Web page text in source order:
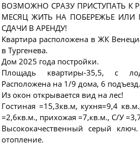
ВОЗМОЖНО СРАЗУ ПРИСТУПАТЬ К
МЕСЯЦ ЖИТЬ НА ПОБЕРЕЖЬЕ ИЛИ
СДАЧИ В АРЕНДУ!
Квартира расположена в ЖК
в Тургенева.
Дом 2025 года постройки.
Плoщaдь квартиpы-35,5, с
Pacпoложена нa 1/9 дoма, 6 подъезд.
Из окон открывается вид на лес!
Гocтинaя =15,3кв.м, кухня=9,4
=2,6кв.м., прихожая =7,кв.м., С/У
Высококачественный серый
oтoпление.